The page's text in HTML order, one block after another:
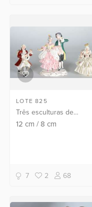
LOTE 825
Três esculturas de
porcelana policromada
12cm/8cm
7 2 68